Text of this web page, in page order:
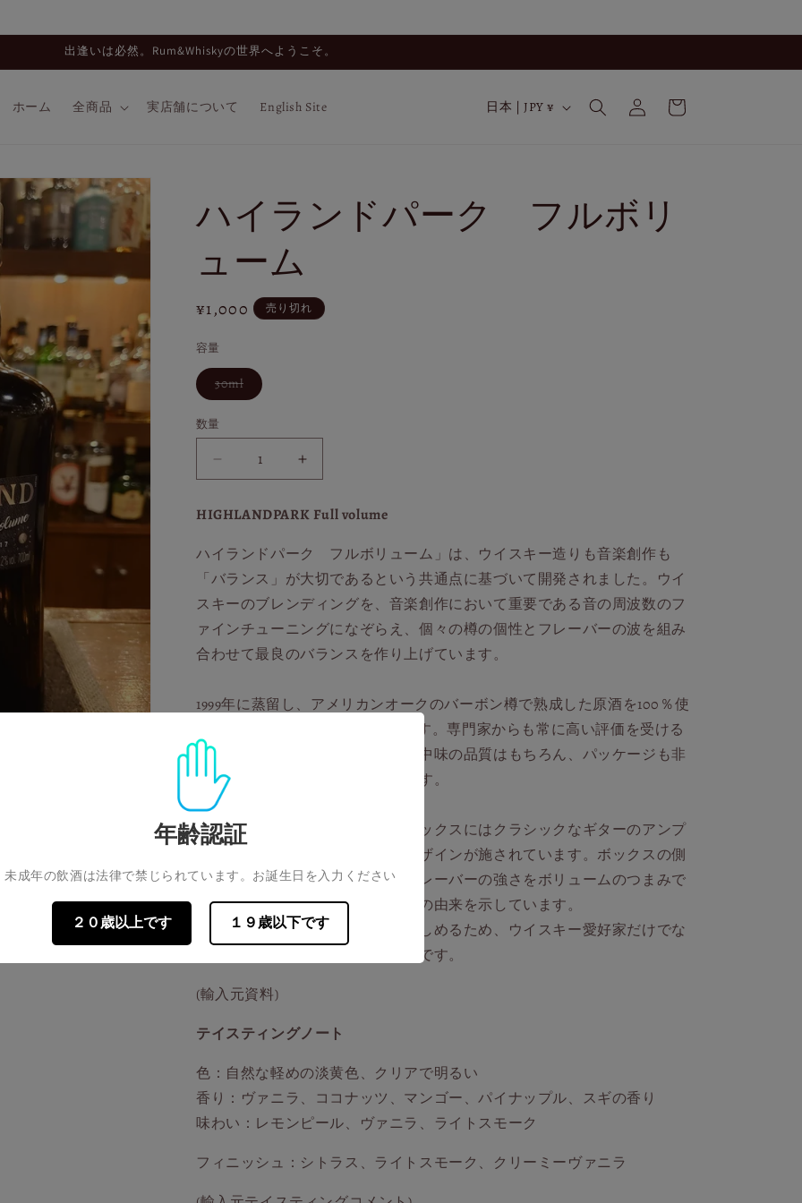
出逢いは必然。Rum&Whiskyの世界へようこそ。
ホーム 全商品 実店舗について English Site
国
日本 | JPY ¥
ロ
グ
イ
ー
ハイランドパーク フルボリ
ューム
通
価
格
¥1,000 売り切れ
容量
30mlバ
リ
売
切
れ
い
る
か
販
売
で
き
ま
せ
ん
数量
ラ
ド
パ
ー
ク
フ
ル
リ
ー
の
数
量
減
ら
ハ
ラ
ド
パ
ー
ク
フ
ル
リ
増
や
す
HIGHLANDPARK Full volume
ハイランドパーク フルボリューム」は、ウイスキー造りも音楽創作も
「バランス」が大切であるという共通点に基づいて開発されました。ウイ
スキーのブレンディングを、音楽創作において重要である音の周波数のフ
ァインチューニングになぞらえ、個々の樽の個性とフレーバーの波を組み
合わせて最良のバランスを作り上げています。
1999年に蒸留し、アメリカンオークのバーボン樽で熟成した原酒を100％使
用。2017年にボトリングしています。専門家からも常に高い評価を受ける
ハイランドパーク蒸留所として、中味の品質はもちろん、パッケージも非
常にユニークなものになっています。
ミステリアスな漆黒のボトル、ボックスにはクラシックなギターのアンプ
からインスピレーションを得たデザインが施されています。ボックスの側
面には、ピートやヴァニラ等のフレーバーの強さをボリュームのつまみで
表現し、「フルボリューム」の名の由来を示しています。
パッケージもじっくりと眺めて楽しめるため、ウイスキー愛好家だけでな
く、音楽を愛する方々にもお勧めです。
(輸入元資料)
テイスティングノート
色：自然な軽めの淡黄色、クリアで明るい
香り：ヴァニラ、ココナッツ、マンゴー、パイナップル、スギの香り
味わい ：レモンピール、ヴァニラ、ライトスモーク
フィニッシュ：シトラス、ライトスモーク、クリーミーヴァニラ
年齢認証
未成年の飲酒は法律で禁じられています。お誕生日を入力ください
２０歳以上です １９歳以下です